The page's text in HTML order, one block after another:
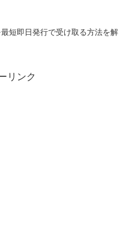
短即日発行で受け取る方法を解
リンク